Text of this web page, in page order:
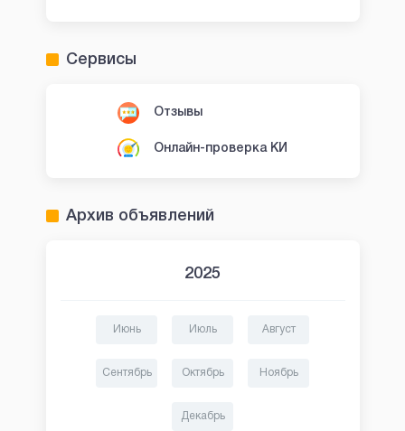
Сервисы
Отзывы
Онлайн-проверка КИ
Архив объявлений
2025
Июнь Июль Август
Сентябрь Октябрь Ноябрь
Декабрь